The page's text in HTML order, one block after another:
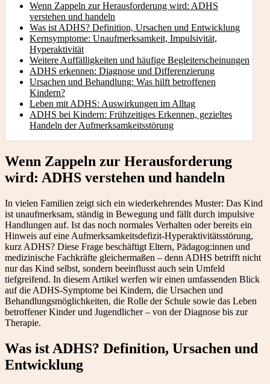
Wenn Zappeln zur Herausforderung wird: ADHS
verstehen und handeln
Was ist ADHS? Definition, Ursachen und Entwicklung
Kernsymptome: Unaufmerksamkeit, Impulsivität,
Hyperaktivität
Weitere Auffälligkeiten und häufige Begleiterscheinungen
ADHS erkennen: Diagnose und Differenzierung
Ursachen und Behandlung: Was hilft betroffenen
Kindern?
Leben mit ADHS: Auswirkungen im Alltag
ADHS bei Kindern: Frühzeitiges Erkennen, gezieltes
Handeln der Aufmerksamkeitsstörung
Wenn Zappeln zur Herausforderung
wird: ADHS verstehen und handeln
In vielen Familien zeigt sich ein wiederkehrendes Muster: Das Kind
ist unaufmerksam, ständig in Bewegung und fällt durch impulsive
Handlungen auf. Ist das noch normales Verhalten oder bereits ein
Hinweis auf eine Aufmerksamkeitsdefizit-Hyperaktivitätsstörung,
kurz ADHS? Diese Frage beschäftigt Eltern, Pädagog:innen und
medizinische Fachkräfte gleichermaßen – denn ADHS betrifft nicht
nur das Kind selbst, sondern beeinflusst auch sein Umfeld
tiefgreifend. In diesem Artikel werfen wir einen umfassenden Blick
auf die ADHS-Symptome bei Kindern, die Ursachen und
Behandlungsmöglichkeiten, die Rolle der Schule sowie das Leben
betroffener Kinder und Jugendlicher – von der Diagnose bis zur
Therapie.
Was ist ADHS? Definition, Ursachen und
Entwicklung